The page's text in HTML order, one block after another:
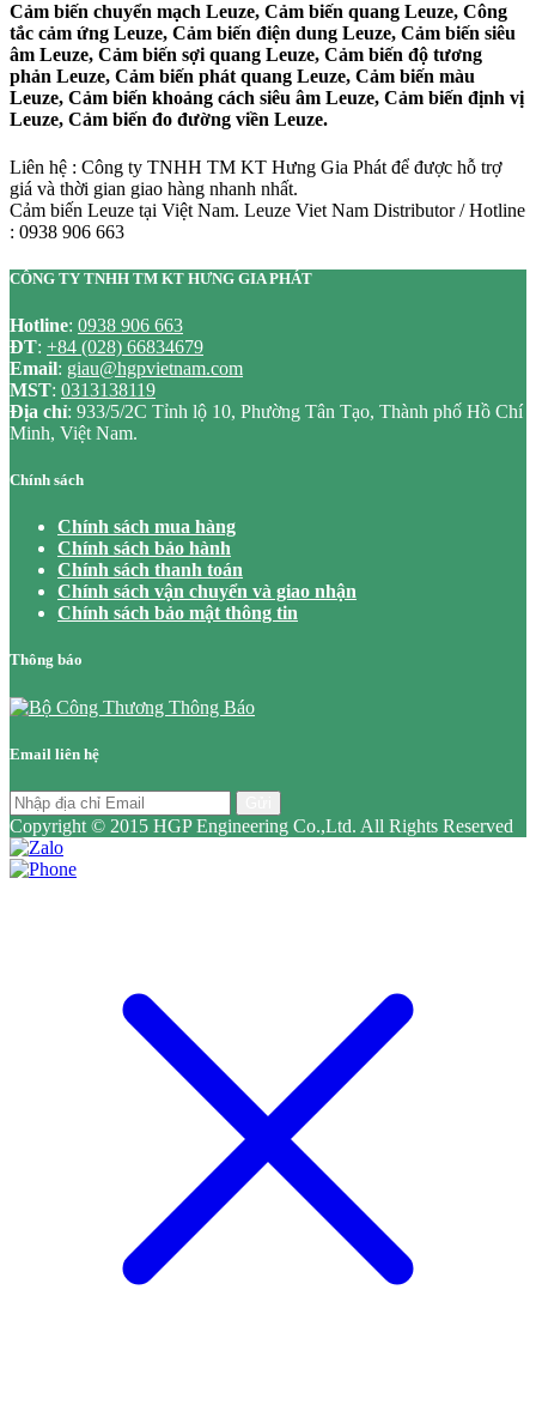
Cảm biến chuyển mạch Leuze, Cảm biến quang Leuze, Công
tắc cảm ứng Leuze, Cảm biến điện dung Leuze, Cảm biến siêu
âm Leuze, Cảm biến sợi quang Leuze, Cảm biến độ tương
phản Leuze, Cảm biến phát quang Leuze, Cảm biến màu
Leuze, Cảm biến khoảng cách siêu âm Leuze, Cảm biến định vị
Leuze, Cảm biến đo đường viền Leuze.
Liên hệ : Công ty TNHH TM KT Hưng Gia Phát để được hỗ trợ
giá và thời gian giao hàng nhanh nhất.
Cảm biến Leuze tại Việt Nam. Leuze Viet Nam Distributor / Hotline
: 0938 906 663
CÔNG TY TNHH TM KT HƯNG GIA PHÁT
Hotline: 0938 906 663
ĐT: +84 (028) 66834679
Email: giau@hgpvietnam.com
MST: 0313138119
Địa chỉ: 933/5/2C Tỉnh lộ 10, Phường Tân Tạo, Thành phố Hồ Chí
Minh, Việt Nam.
Chính sách
Chính sách mua hàng
Chính sách bảo hành
Chính sách thanh toán
Chính sách vận chuyển và giao nhận
Chính sách bảo mật thông tin
Thông báo
Email liên hệ
Copyright © 2015 HGP Engineering Co.,Ltd. All Rights Reserved